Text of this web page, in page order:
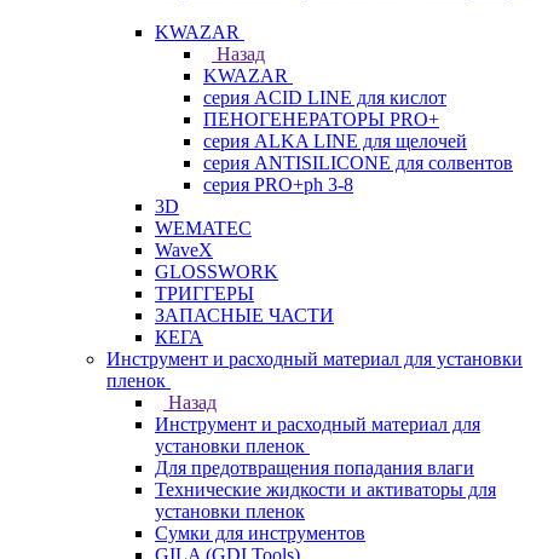
KWAZAR
Назад
KWAZAR
серия ACID LINE для кислот
ПЕНОГЕНЕРАТОРЫ PRO+
серия ALKA LINE для щелочей
серия ANTISILICONE для солвентов
серия PRO+ph 3-8
3D
WEMATEC
WaveX
GLOSSWORK
ТРИГГЕРЫ
ЗАПАСНЫЕ ЧАСТИ
КЕГА
Инструмент и расходный материал для установки
пленок
Назад
Инструмент и расходный материал для
установки пленок
Для предотвращения попадания влаги
Технические жидкости и активаторы для
установки пленок
Сумки для инструментов
GILA (GDI Tools)